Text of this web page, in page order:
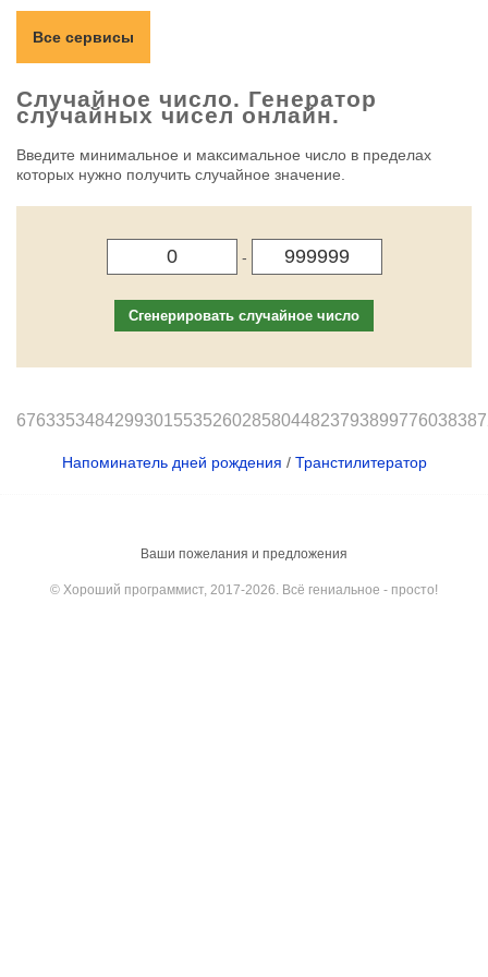
Все сервисы
Случайное число. Генератор
случайных чисел онлайн.
Введите минимальное и максимальное число в пределах
которых нужно получить случайное значение.
-
Сгенерировать случайное число
Напоминатель дней рождения / Транстилитератор
Ваши пожелания и предложения
© Хороший программист, 2017-2026. Всё гениальное - просто!